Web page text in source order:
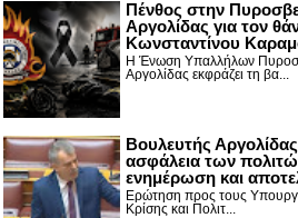
Πένθος στην
Αργολίδας για τον
Κωνσταντίνου
Η Ένωση Υπαλλήλων
Αργολίδας εκφράζει τη βα...
Βουλευτής
ασφάλεια των
ενημέρωση και
Ερώτηση προς τους
Κρίσης και Πολιτ...